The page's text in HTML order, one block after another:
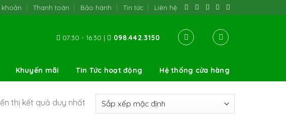
khoản Thanh toán Bảo hành Tin tức Liên hệ
07:30 - 16:30 | 098.442.3150
Khuyến mãi Tin Tức hoạt động Hệ thống cửa hàng
thị kết quả duy nhất